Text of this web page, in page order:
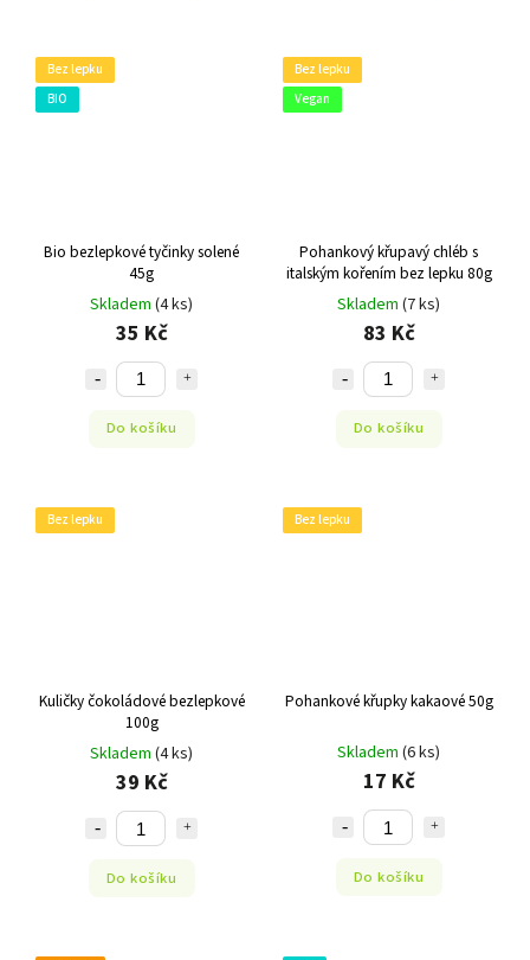
Bez lepku
BIO
Bio bezlepkové tyčinky solené
45g
Skladem (4 ks)
35 Kč
Do košíku
Bez lepku
Vegan
Pohankový křupavý chléb s
italským kořením bez lepku 80g
Skladem (7 ks)
83 Kč
Do košíku
Bez lepku
Kuličky čokoládové bezlepkové
100g
Skladem (4 ks)
39 Kč
Do košíku
Bez lepku
Pohankové křupky kakaové 50g
Skladem (6 ks)
17 Kč
Do košíku